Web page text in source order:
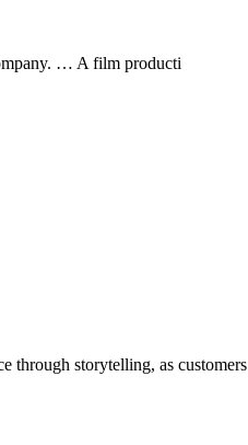
… A film producti
through storytelling, as customers